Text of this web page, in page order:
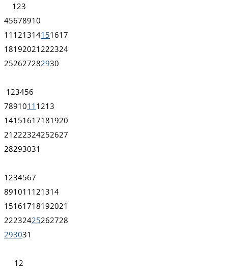
1 23
45678910
11 121314151617
18192021 222324
252627282930
1 23456
7891011 1213
14151617181920
21 222324252627
28293031
1 234567
891011 121314
15161718192021
22232425262728
293031
1 2